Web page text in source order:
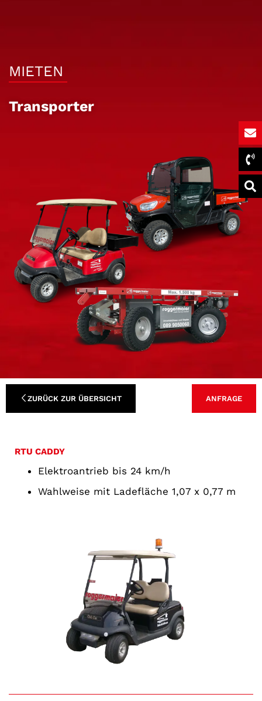
MIETEN
Transporter
ZURÜCK ZUR ÜBERSICHT ANFRAGE
RTU CADDY
Elektroantrieb bis 24 km/h
Wahlweise mit Ladefläche 1,07 x 0,77 m